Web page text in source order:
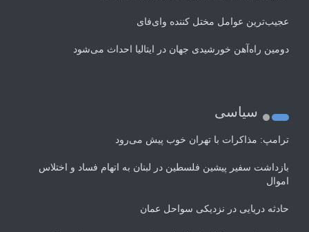
عجیب‌ترین عوامل مختل کننده وای‌فای
دومین راه‌آهن خورشیدی جهان در ایتالیا احداث می‌شود
سیاسی
ترامپ: مذاکرات با تهران خوب پیش می‌رود
بازداشت سفیر پیشین فلسطین در لبنان به اتهام فساد و اختلاس
اموال
حادثه دریایی در نزدیکی سواحل عمان